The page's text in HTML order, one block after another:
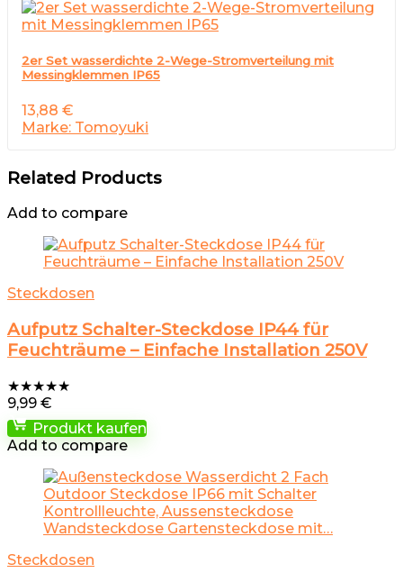
2er Set wasserdichte 2-Wege-Stromverteilung mit
Messingklemmen IP65
13,88 €
Marke: Tomoyuki
Related Products
Add to compare
Steckdosen
Aufputz Schalter-Steckdose IP44 für
Feuchträume – Einfache Installation 250V
★★★★★
9,99 €
Produkt kaufen
Add to compare
Steckdosen